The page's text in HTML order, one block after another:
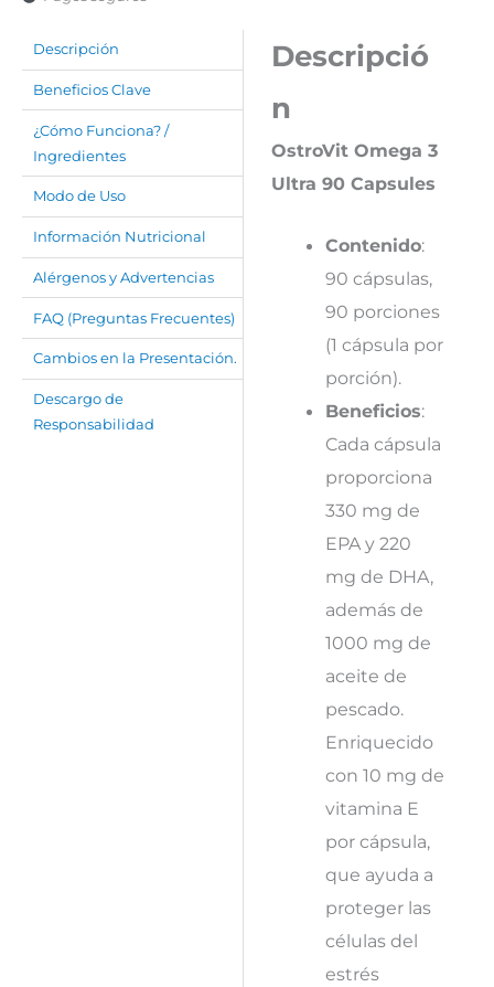
Descripción
Beneficios Clave
¿Cómo Funciona? /
Ingredientes
Modo de Uso
Información Nutricional
Alérgenos y Advertencias
FAQ (Preguntas Frecuentes)
Cambios en la Presentación.
Descargo de
Responsabilidad
Descripció
n
OstroVit Omega 3
Ultra 90 Capsules
Contenido:
90 cápsulas,
90 porciones
(1 cápsula por
porción).
Beneficios:
Cada cápsula
proporciona
330 mg de
EPA y 220
mg de DHA,
además de
1000 mg de
aceite de
pescado.
Enriquecido
con 10 mg de
vitamina E
por cápsula,
que ayuda a
proteger las
células del
estrés